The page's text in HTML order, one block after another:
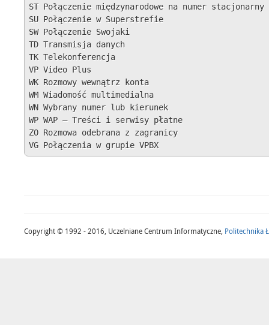
ST Połączenie międzynarodowe na numer stacjonarny
SU Połączenie w Superstrefie
SW Połączenie Swojaki
TD Transmisja danych
TK Telekonferencja
VP Video Plus
WK Rozmowy wewnątrz konta
WM Wiadomość multimedialna
WN Wybrany numer lub kierunek
WP WAP — Treści i serwisy płatne
ZO Rozmowa odebrana z zagranicy
VG Połączenia w grupie VPBX
Copyright © 1992 - 2016, Uczelniane Centrum Informatyczne, Politechnika